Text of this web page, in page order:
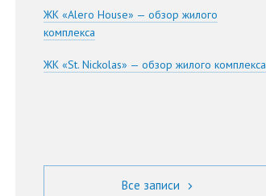
ЖК «Alero House» — обзор жилого
комплекса
ЖК «St. Nickolas» — обзор жилого комплекса
Все записи